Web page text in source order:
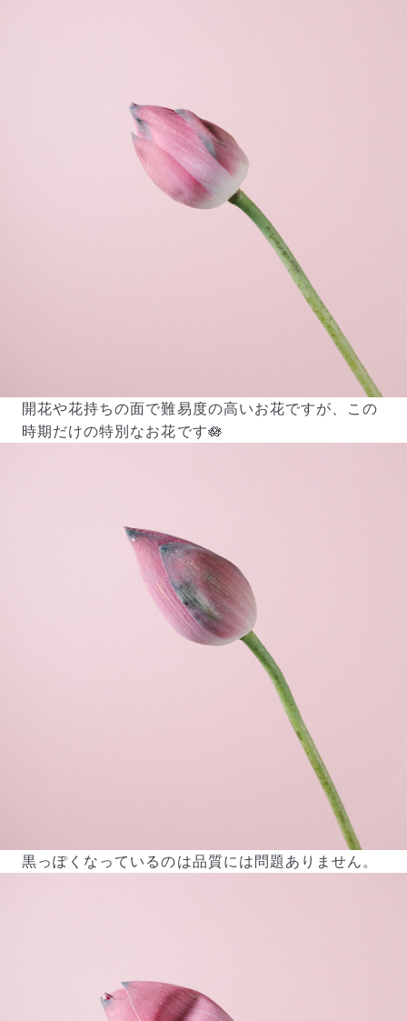
だけ写真のイメージに近いものをお届けできるように人
の目でチェックをしています。
Q. 毎月自動でお花が届くサービスですか？
いいえ、毎月自動でお届けするサービスではありません。好
きな時に好きな花をご注文いただけます。
お花をベストなタイミングで発送しているため、お届け日の
指定はできません。受け取り時間帯は、発送後にクロネコヤ
マトのアプリから変更可能です。
Q. 注文後にキャンセルできますか？
ご注文後一定時間内であればキャンセル可能です。
開花や花持ちの面で難易度の高いお花ですが、この
時期だけの特別なお花です🪷
黒っぽくなっているのは品質には問題ありません。